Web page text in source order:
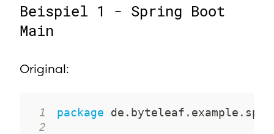
Beispiel 1 - Spring Boot
Main
Original:
1 package de . byteleaf . example .
2